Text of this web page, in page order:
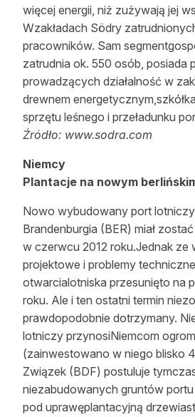
więcej energii, niż zużywają jej
Wzakładach Södry
pracowników. Sam
zatrudnia ok. 550 osób, posiada
prowadzących działalność w
drewnem
sprzętu leśnego i przeładunku
Źródło: www.sodra.com
Niemcy
Plantacje na nowym
Nowo wybudowany port
Brandenburgia (BER) miał
w czerwcu 2012 roku.Jednak ze
projektowe i problemy
otwarcialotniska przesunięto na
roku. Ale i ten ostatni termin
prawdopodobnie dotrzymany.
lotniczy przynosiNiemcom
(zainwestowano w niego blisko
Związek (BDF) postuluje
niezabudowanych gruntów
pod uprawęplantacyjną